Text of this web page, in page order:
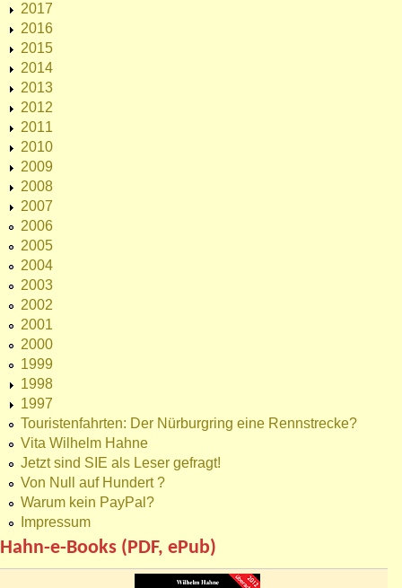
2017
2016
2015
2014
2013
2012
2011
2010
2009
2008
2007
2006
2005
2004
2003
2002
2001
2000
1999
1998
1997
Touristenfahrten: Der Nürburgring eine Rennstrecke?
Vita Wilhelm Hahne
Jetzt sind SIE als Leser gefragt!
Von Null auf Hundert ?
Warum kein PayPal?
Impressum
Hahn-e-Books (PDF, ePub)